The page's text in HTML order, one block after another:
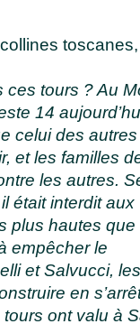
ces tours ? Au
14
celui des
et les familles
les autres.
était interdit aux
plus hautes que
empêcher le
et Salvucci,
en
ont valu à